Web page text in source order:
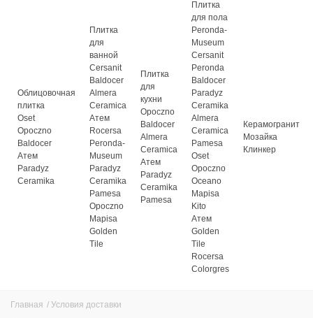
Облицовочная
плитка
Oset
Opoczno
Baldocer
Атем
Paradyz
Ceramika
Плитка
для
ванной
Cersanit
Baldocer
Almera
Ceramica
Атем
Rocersa
Peronda-
Museum
Paradyz
Ceramika
Pamesa
Opoczno
Mapisa
Golden
Tile
Плитка
для
кухни
Opoczno
Baldocer
Almera
Ceramica
Атем
Paradyz
Ceramika
Pamesa
Плитка
для пола
Peronda-
Museum
Cersanit
Peronda
Baldocer
Paradyz
Ceramika
Almera
Ceramica
Pamesa
Oset
Opoczno
Oceano
Mapisa
Kito
Атем
Golden
Tile
Rocersa
Colorgres
Керамогранит
Мозайка
Клинкер
Главная / Условия доставки